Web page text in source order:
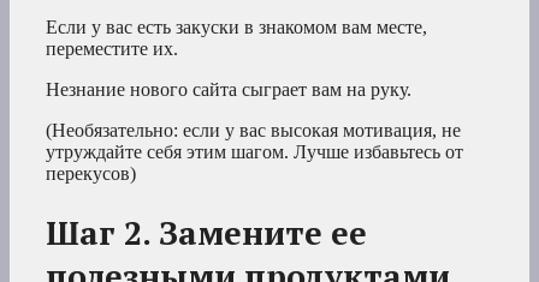
Если у вас есть закуски в знакомом вам месте,
переместите их.
Незнание нового сайта сыграет вам на руку.
(Необязательно: если у вас высокая мотивация, не
утруждайте себя этим шагом. Лучше избавьтесь от
перекусов)
Шаг 2. Замените ее